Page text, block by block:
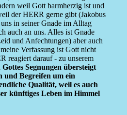
weil Gott barmherzig ist und
der HERR gerne gibt (Jakobus
in seiner Gnade im Alltag
auch an uns. Alles ist Gnade
und Anfechtungen) aber auch
Verfassung ist Gott nicht
reagiert darauf - zu unserem
Segnungen übersteigt
und Begreifen um ein
Qualität, weil es auch
künftiges Leben im Himmel